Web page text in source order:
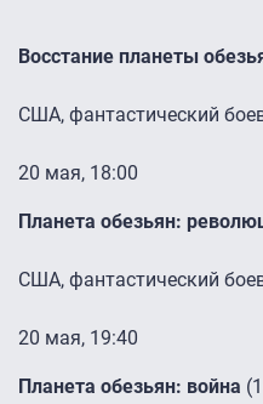
Восстание планеты
США, фантастический
20 мая, 18:00
Планета обезьян:
США, фантастический
20 мая, 19:40
Планета обезьян: война